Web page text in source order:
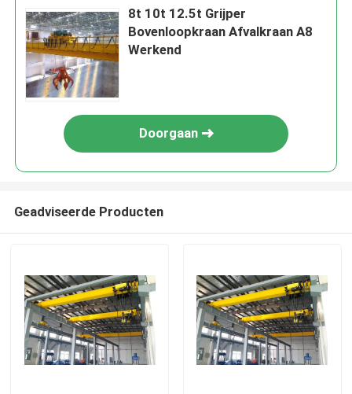
8t 10t 12.5t Grijper
Bovenloopkraan Afvalkraan A8
Werkend
Doorgaan
Geadviseerde Producten